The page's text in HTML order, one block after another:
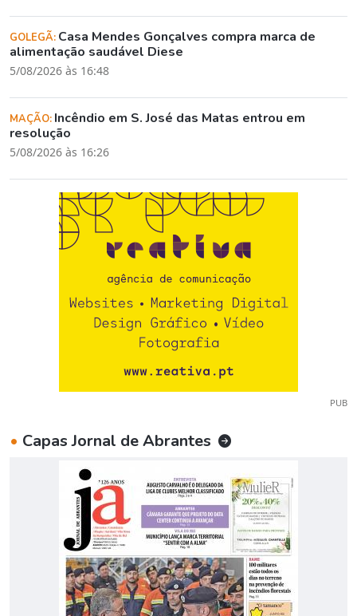
GOLEGÃ: Casa Mendes Gonçalves compra marca de
alimentação saudável Diese
5/08/2026 às 16:48
MAÇÃO: Incêndio em S. José das Matas entrou em
resolução
5/08/2026 às 16:26
PUB
• Capas Jornal de Abrantes